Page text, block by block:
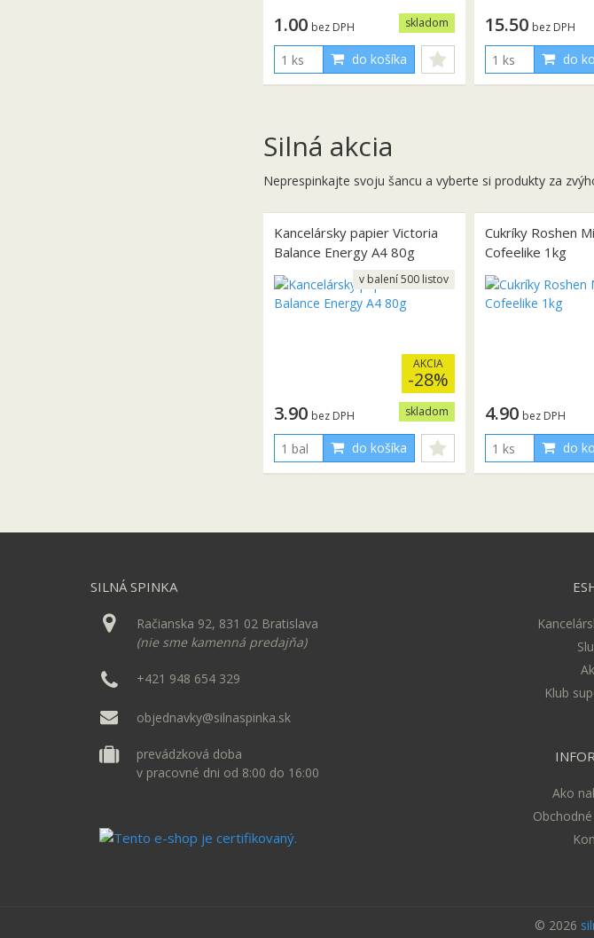
skladom
1.00 bez DPH
do košíka
15.50 bez DPH
do
Silná akcia
Neprespinkajte svoju šancu a vyberte si produkty za
Kancelársky papier Victoria
Balance Energy A4 80g
AKCIA
-28%
skladom
3.90 bez DPH
do košíka
v balení 500 listov
Cukríky Roshen
Cofeelike 1kg
4.90 bez DPH
do
SILNÁ SPINKA
Račianska 92, 831 02 Bratislava
(nie sme kamenná predajňa)
+421 948 654 329
objednavky@silnaspinka.sk
prevádzková doba
v pracovné dni od 8:00 do 16:00
Klub
Ako
© 2026